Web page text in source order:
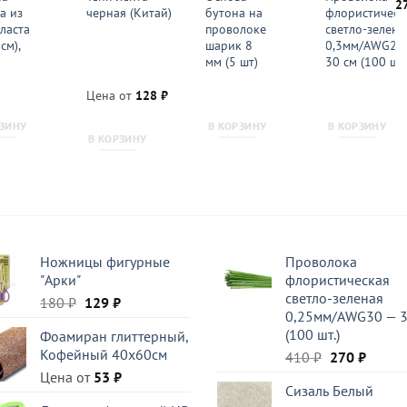
из
черная (Китай)
Цена от 128 ₽
В КОРЗИНУ
бутона на
проволоке
шарик 8
мм (5 шт)
В КОРЗИНУ
светло-зеленая
0,3мм/AWG28 —
30 см (100 шт.)
В КОРЗИНУ
Ножницы фигурные
"Арки"
180₽ Первоначальная
составляла
180 ₽.
129 ₽Текущая
129 ₽.
Фоамиран глиттерный,
Кофейный 40x60см
Цена от 53 ₽
Проволока
флористическая
светло-зеленая
0,25мм/AWG30 —
(100 шт.)
410₽
составляла
270 ₽
270 ₽.
Сизаль Белый